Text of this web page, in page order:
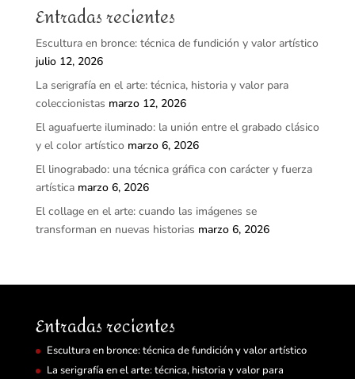
Entradas recientes
Escultura en bronce: técnica de fundición y valor artístico
julio 12, 2026
La serigrafía en el arte: técnica, historia y valor para
coleccionistas marzo 12, 2026
El aguafuerte iluminado: la unión entre el grabado clásico
y el color artístico marzo 6, 2026
El linograbado: una técnica gráfica con carácter y fuerza
artística marzo 6, 2026
El collage en el arte: cuando las imágenes se
transforman en nuevas historias marzo 6, 2026
Entradas recientes
Escultura en bronce: técnica de fundición y valor artístico
La serigrafía en el arte: técnica, historia y valor para